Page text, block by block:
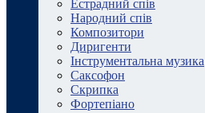
Естрадний спів
Народний спів
Композитори
Диригенти
Інструментальна музика
Саксофон
Скрипка
Фортепіано